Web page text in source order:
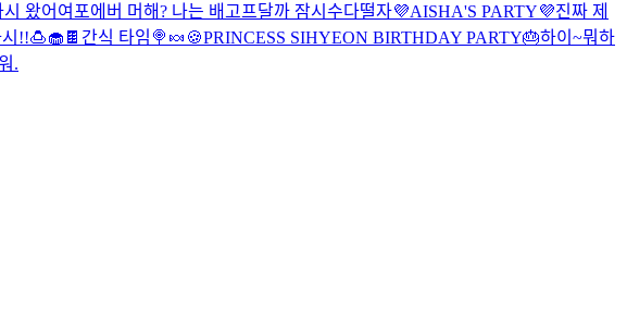
시 왔어여 포에버 머해? 나는 배고프달까 잠시수다떨자💜AISHA'S PARTY💜진짜 제
시!!🍮🧁🍫간식 타임🍭🍬🍪PRINCESS SIHYEON BIRTHDAY PARTY🎂하이~뭐하
.